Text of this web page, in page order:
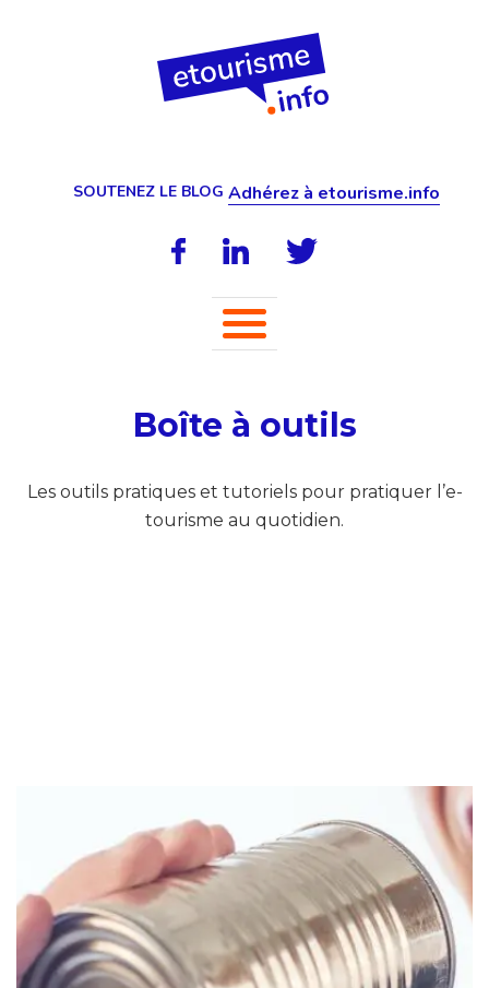
SOUTENEZ LE BLOG Adhérez à etourisme.info
Boîte à outils
Les outils pratiques et tutoriels pour pratiquer l’e-
tourisme au quotidien.